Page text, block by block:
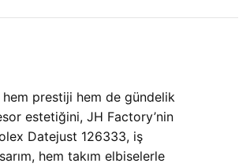
prestiji hem de gündelik
estetiğini, JH Factory’nin
Datejust 126333, iş
hem takım elbiselerle